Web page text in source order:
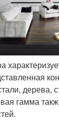
дерева,
гамма